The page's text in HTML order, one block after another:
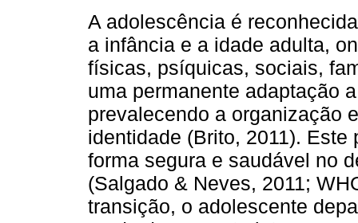
A adolescência é
a infância e a idade adulta,
físicas, psíquicas, sociais,
uma permanente adaptação
prevalecendo a organização
identidade (Brito, 2011).
forma segura e saudável no
(Salgado & Neves, 2011;
transição, o adolescente